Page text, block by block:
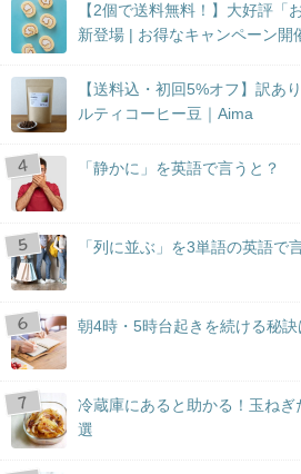
【2個で送料無料！】大好評「
新登場 | お得なキャンペーン開
【送料込・初回5%オフ】訳あ
ルティコーヒー豆｜Aima
「静かに」を英語で言うと？
「列に並ぶ」を3単語の英語で
朝4時・5時台起きを続ける秘
冷蔵庫にあると助かる！玉ね
選